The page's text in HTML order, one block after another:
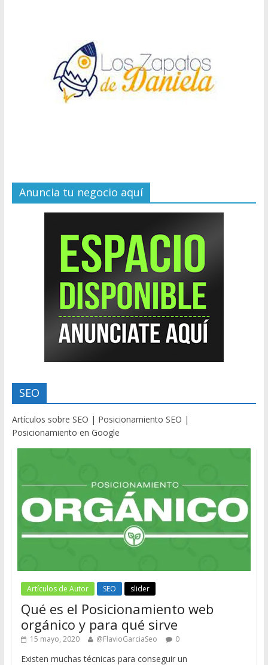
Anuncia tu negocio aquí
SEO
Artículos sobre SEO | Posicionamiento SEO |
Posicionamiento en Google
Artículos de Autor SEO slider
Qué es el Posicionamiento web
orgánico y para qué sirve
15 mayo, 2020 @FlavioGarciaSeo 0
Existen muchas técnicas para conseguir un